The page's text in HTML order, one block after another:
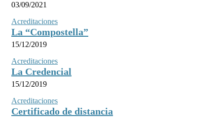
03/09/2021
Acreditaciones
La “Compostella”
15/12/2019
Acreditaciones
La Credencial
15/12/2019
Acreditaciones
Certificado de distancia